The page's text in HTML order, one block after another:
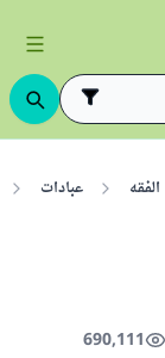
الفقه عبادات
690,111